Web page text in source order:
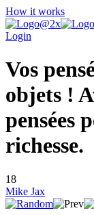
How it works
Login
Vos
objets !
pensées
richesse.
18
Mike Jax